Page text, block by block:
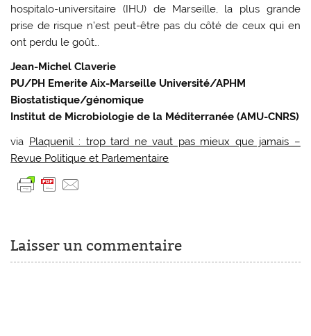
hospitalo-universitaire (IHU) de Marseille, la plus grande
prise de risque n’est peut-être pas du côté de ceux qui en
ont perdu le goût…
Jean-Michel Claverie
PU/PH Emerite Aix-Marseille Université/APHM
Biostatistique/génomique
Institut de Microbiologie de la Méditerranée (AMU-CNRS)
via Plaquenil : trop tard ne vaut pas mieux que jamais –
Revue Politique et Parlementaire
Laisser un commentaire